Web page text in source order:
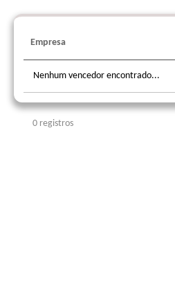
Empresa
Nenhum vencedor encontrado...
0 registros